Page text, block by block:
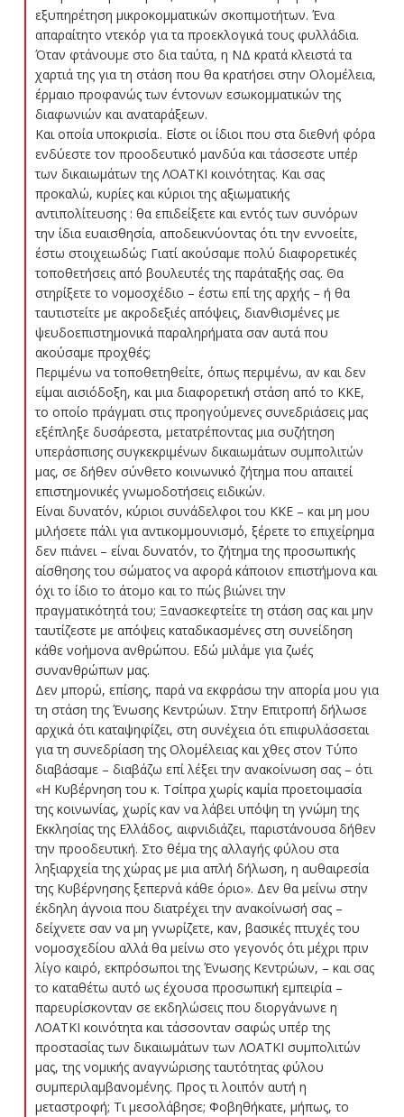
εξυπηρέτηση μικροκομματικών σκοπιμοτήτων. Ένα
απαραίτητο ντεκόρ για τα προεκλογικά τους φυλλάδια.
Όταν φτάνουμε στο δια ταύτα, η ΝΔ κρατά κλειστά τα
χαρτιά της για τη στάση που θα κρατήσει στην Ολομέλεια,
έρμαιο προφανώς των έντονων εσωκομματικών της
διαφωνιών και αναταράξεων.
Και οποία υποκρισία.. Είστε οι ίδιοι που στα διεθνή φόρα
ενδύεστε τον προοδευτικό μανδύα και τάσσεστε υπέρ
των δικαιωμάτων της ΛΟΑΤΚΙ κοινότητας. Και σας
προκαλώ, κυρίες και κύριοι της αξιωματικής
αντιπολίτευσης : θα επιδείξετε και εντός των συνόρων
την ίδια ευαισθησία, αποδεικνύοντας ότι την εννοείτε,
έστω στοιχειωδώς; Γιατί ακούσαμε πολύ διαφορετικές
τοποθετήσεις από βουλευτές της παράταξής σας. Θα
στηρίξετε το νομοσχέδιο – έστω επί της αρχής – ή θα
ταυτιστείτε με ακροδεξιές απόψεις, διανθισμένες με
ψευδοεπιστημονικά παραληρήματα σαν αυτά που
ακούσαμε προχθές;
Περιμένω να τοποθετηθείτε, όπως περιμένω, αν και δεν
είμαι αισιόδοξη, και μια διαφορετική στάση από το ΚΚΕ,
το οποίο πράγματι στις προηγούμενες συνεδριάσεις μας
εξέπληξε δυσάρεστα, μετατρέποντας μια συζήτηση
υπεράσπισης συγκεκριμένων δικαιωμάτων συμπολιτών
μας, σε δήθεν σύνθετο κοινωνικό ζήτημα που απαιτεί
επιστημονικές γνωμοδοτήσεις ειδικών.
Είναι δυνατόν, κύριοι συνάδελφοι του ΚΚΕ – και μη μου
μιλήσετε πάλι για αντικομμουνισμό, ξέρετε το επιχείρημα
δεν πιάνει – είναι δυνατόν, το ζήτημα της προσωπικής
αίσθησης του σώματος να αφορά κάποιον επιστήμονα και
όχι το ίδιο το άτομο και το πώς βιώνει την
πραγματικότητά του; Ξανασκεφτείτε τη στάση σας και μην
ταυτίζεστε με απόψεις καταδικασμένες στη συνείδηση
κάθε νοήμονα ανθρώπου. Εδώ μιλάμε για ζωές
συνανθρώπων μας.
Δεν μπορώ, επίσης, παρά να εκφράσω την απορία μου για
τη στάση της Ένωσης Κεντρώων. Στην Επιτροπή δήλωσε
αρχικά ότι καταψηφίζει, στη συνέχεια ότι επιφυλάσσεται
για τη συνεδρίαση της Ολομέλειας και χθες στον Τύπο
διαβάσαμε – διαβάζω επί λέξει την ανακοίνωση σας – ότι
«Η Κυβέρνηση του κ. Τσίπρα χωρίς καμία προετοιμασία
της κοινωνίας, χωρίς καν να λάβει υπόψη τη γνώμη της
Εκκλησίας της Ελλάδος, αιφνιδιάζει, παριστάνουσα δήθεν
την προοδευτική. Στο θέμα της αλλαγής φύλου στα
ληξιαρχεία της χώρας με μια απλή δήλωση, η αυθαιρεσία
της Κυβέρνησης ξεπερνά κάθε όριο». Δεν θα μείνω στην
έκδηλη άγνοια που διατρέχει την ανακοίνωσή σας –
δείχνετε σαν να μη γνωρίζετε, καν, βασικές πτυχές του
νομοσχεδίου αλλά θα μείνω στο γεγονός ότι μέχρι πριν
λίγο καιρό, εκπρόσωποι της Ένωσης Κεντρώων, – και σας
το καταθέτω αυτό ως έχουσα προσωπική εμπειρία –
παρευρίσκονταν σε εκδηλώσεις που διοργάνωνε η
ΛΟΑΤΚΙ κοινότητα και τάσσονταν σαφώς υπέρ της
προστασίας των δικαιωμάτων των ΛΟΑΤΚΙ συμπολιτών
μας, της νομικής αναγνώρισης ταυτότητας φύλου
συμπεριλαμβανομένης. Προς τι λοιπόν αυτή η
μεταστροφή; Τι μεσολάβησε; Φοβηθήκατε, μήπως, το